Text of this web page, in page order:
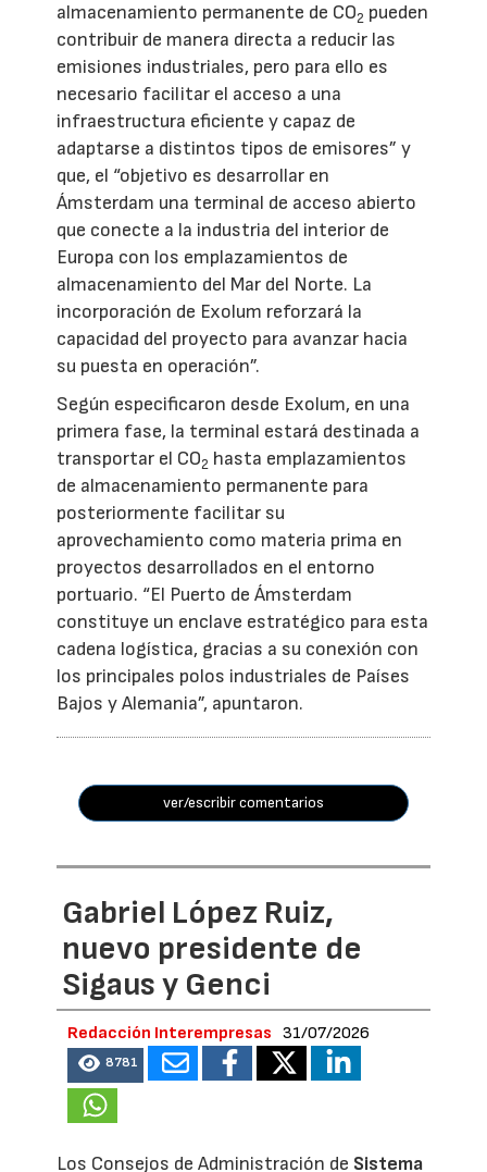
almacenamiento permanente de CO2 pueden
contribuir de manera directa a reducir las
emisiones industriales, pero para ello es
necesario facilitar el acceso a una
infraestructura eficiente y capaz de
adaptarse a distintos tipos de emisores” y
que, el “objetivo es desarrollar en
Ámsterdam una terminal de acceso abierto
que conecte a la industria del interior de
Europa con los emplazamientos de
almacenamiento del Mar del Norte. La
incorporación de Exolum reforzará la
capacidad del proyecto para avanzar hacia
su puesta en operación”.
Según especificaron desde Exolum, en una
primera fase, la terminal estará destinada a
transportar el CO2 hasta emplazamientos
de almacenamiento permanente para
posteriormente facilitar su
aprovechamiento como materia prima en
proyectos desarrollados en el entorno
portuario. “El Puerto de Ámsterdam
constituye un enclave estratégico para esta
cadena logística, gracias a su conexión con
los principales polos industriales de Países
Bajos y Alemania”, apuntaron.
ver/escribir comentarios
Gabriel López Ruiz,
nuevo presidente de
Sigaus y Genci
Redacción Interempresas 31/07/2026
8781
Los Consejos de Administración de Sistema